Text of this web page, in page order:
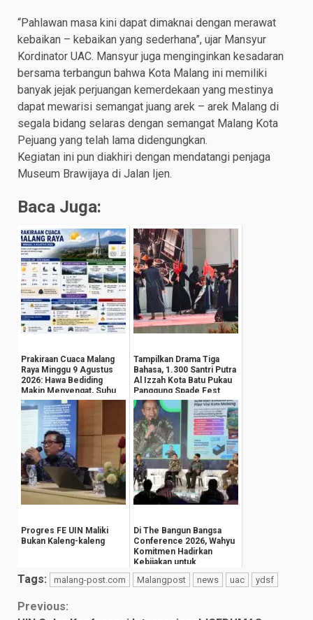
“Pahlawan masa kini dapat dimaknai dengan merawat
kebaikan – kebaikan yang sederhana”, ujar Mansyur
Kordinator UAC. Mansyur juga menginginkan kesadaran
bersama terbangun bahwa Kota Malang ini memiliki
banyak jejak perjuangan kemerdekaan yang mestinya
dapat mewarisi semangat juang arek – arek Malang di
segala bidang selaras dengan semangat Malang Kota
Pejuang yang telah lama didengungkan.
Kegiatan ini pun diakhiri dengan mendatangi penjaga
Museum Brawijaya di Jalan Ijen.
Baca Juga:
Prakiraan Cuaca Malang
Raya Minggu 9 Agustus
2026: Hawa Bediding
Makin Menyengat, Suhu
Pegunungan An...
Tampilkan Drama Tiga
Bahasa, 1.300 Santri Putra
Al Izzah Kota Batu Pukau
Panggung Spade Fest
Progres FE UIN Maliki
Bukan Kaleng-kaleng
Di The Bangun Bangsa
Conference 2026, Wahyu
Komitmen Hadirkan
Kebijakan untuk
Kesejahteraan
Masyarak...
Tags: malang-post.com Malangpost news uac ydsf
Continue
Previous: